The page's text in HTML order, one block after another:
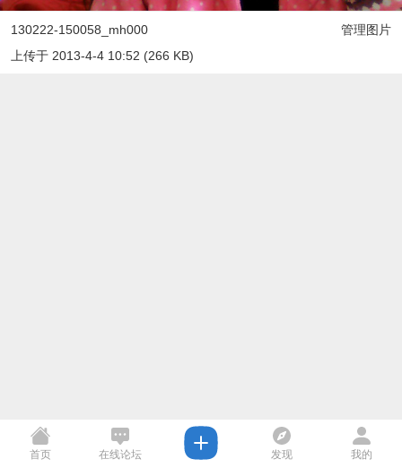
管理图片
130222-150058_mh000
上传于 2013-4-4 10:52 (266 KB)
首页 在线论坛 发现 我的